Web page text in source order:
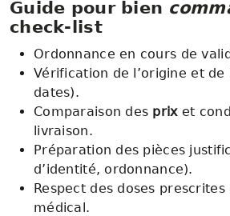
Guide pour bien
check-list
Ordonnance en cours de
Vérification de l’origine et
dates).
Comparaison des prixet
livraison.
Préparation des pièces
d’identité, ordonnance).
Respect des doses
médical.